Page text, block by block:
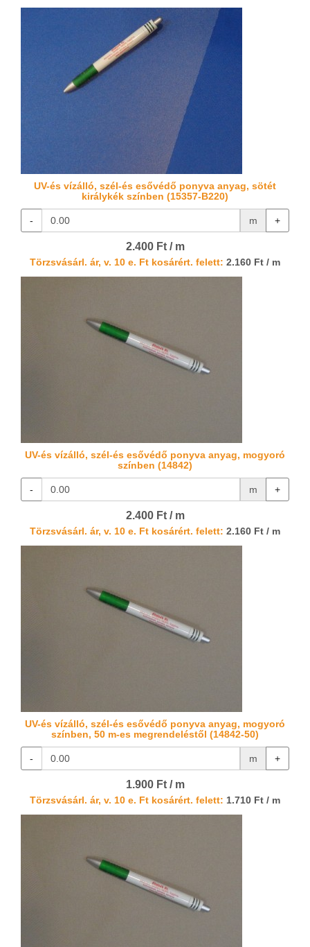
UV-és vízálló, szél-és esővédő ponyva anyag, sötét
királykék színben (15357-B220)
- m +
2.400 Ft / m
Törzsvásárl. ár, v. 10 e. Ft kosárért. felett: 2.160 Ft / m
UV-és vízálló, szél-és esővédő ponyva anyag, mogyoró
színben (14842)
- m +
2.400 Ft / m
Törzsvásárl. ár, v. 10 e. Ft kosárért. felett: 2.160 Ft / m
UV-és vízálló, szél-és esővédő ponyva anyag, mogyoró
színben, 50 m-es megrendeléstől (14842-50)
- m +
1.900 Ft / m
Törzsvásárl. ár, v. 10 e. Ft kosárért. felett: 1.710 Ft / m